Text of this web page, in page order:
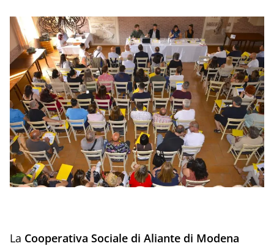
La Cooperativa Sociale di Aliante di Modena